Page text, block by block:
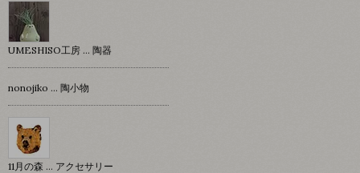
UMESHISO工房 … 陶器
nonojiko ... 陶小物
11月の森 … アクセサリー